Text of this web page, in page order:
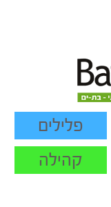
פלילים
קהילה